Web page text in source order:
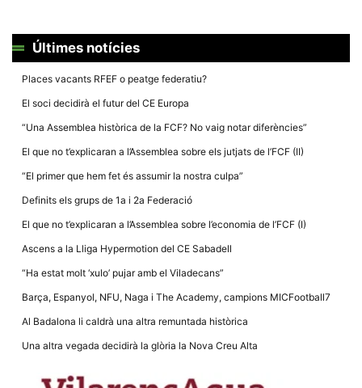
Últimes notícies
Places vacants RFEF o peatge federatiu?
El soci decidirà el futur del CE Europa
“Una Assemblea històrica de la FCF? No vaig notar diferències”
El que no t’explicaran a l’Assemblea sobre els jutjats de l’FCF (II)
“El primer que hem fet és assumir la nostra culpa”
Definits els grups de 1a i 2a Federació
El que no t’explicaran a l’Assemblea sobre l’economia de l’FCF (I)
Ascens a la Lliga Hypermotion del CE Sabadell
“Ha estat molt ‘xulo’ pujar amb el Viladecans”
Barça, Espanyol, NFU, Naga i The Academy, campions MICFootball7
Al Badalona li caldrà una altra remuntada històrica
Una altra vegada decidirà la glòria la Nova Creu Alta
interessos i
web
incrementes
la possibilitat
de mirar
només
anuncis,
personalitzat.